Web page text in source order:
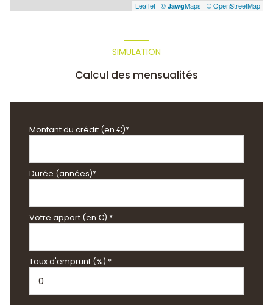
Leaflet | © JawgMaps | © OpenStreetMap
SIMULATION
Calcul des mensualités
Montant du crédit (en €)*
Durée (années)*
Votre apport (en €) *
Taux d'emprunt (%) *